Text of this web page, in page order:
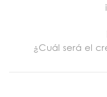
¿Cuál será el